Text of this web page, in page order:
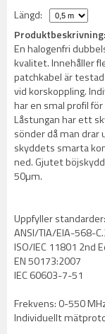
Längd:
Produktbeskrivning:
En halogenfri
kvalitet. Innehåller
patchkabel är
vid korskoppling.
har en smal profil
Låstungan har ett
sönder då man drar
skyddets smarta
ned. Gjutet
50µm.
Uppfyller standarder:
ANSI/TIA/EIA-568-
ISO/IEC 11801 2nd
EN 50173:2007
IEC 60603-7-51
Frekvens: 0-550
Individuellt